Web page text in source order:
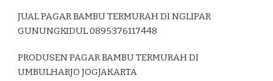
JUAL PAGAR BAMBU TERMURAH DI NGLIPAR
GUNUNGKIDUL 0895376117448
PRODUSEN PAGAR BAMBU TERMURAH DI
UMBULHARJO JOGJAKARTA